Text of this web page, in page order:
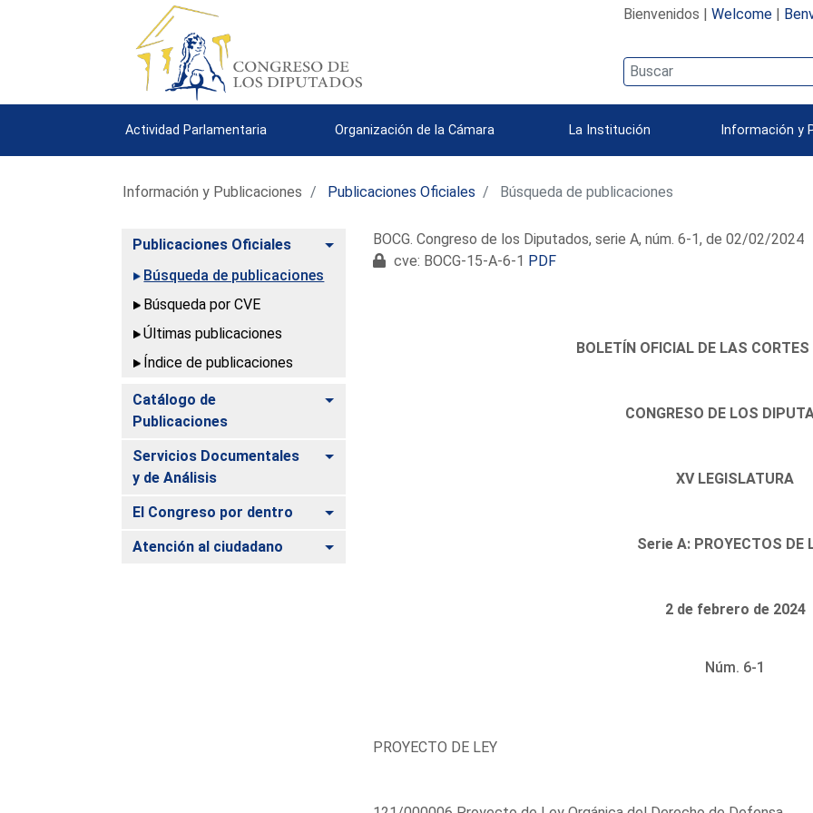
Bienvenidos | Welcome|
Actividad Parlamentaria Organización de la Cámara La Institución Información y
Información y Publicaciones Publicaciones Oficiales Búsqueda de publicaciones
Publicaciones Oficiales
Alternar
Búsqueda de publicaciones
Búsqueda por CVE
Últimas publicaciones
Índice de publicaciones
Catálogo de
Publicaciones
Alternar
Servicios Documentales
y de Análisis
Alternar
El Congreso por dentro Alternar
Atención al ciudadano Alternar
BOCG. Congreso de los Diputados, serie A, núm. 6-1, de 02/02/2024
cve: BOCG-15-A-6-1 PDF
BOLETÍN OFICIAL DE LAS CORTES
CONGRESO DE LOS
XV LEGISLATURA
Serie A: PROYECTOS DE
2 de febrero de 2024
Núm. 6-1
PROYECTO DE LEY